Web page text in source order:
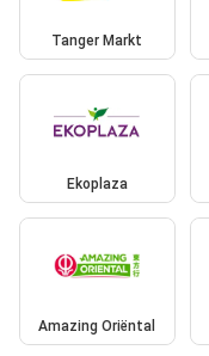
Tanger Markt
Ekoplaza
Amazing Oriëntal